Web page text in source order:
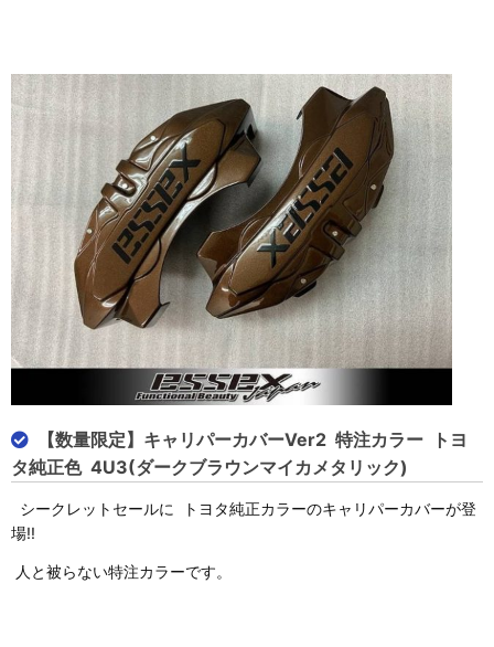
【数量限定】キャリパーカバーVer2 特注カラー トヨ
タ純正色 4U3(ダークブラウンマイカメタリック)
シークレットセールに トヨタ純正カラーのキャリパーカバーが登
場!!
人と被らない特注カラーです。